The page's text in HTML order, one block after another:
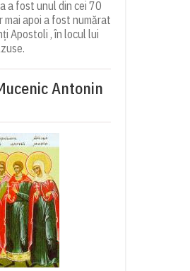
a fost unul din cei 70
mai apoi a fost numărat
Apostoli , în locul lui
Antonin